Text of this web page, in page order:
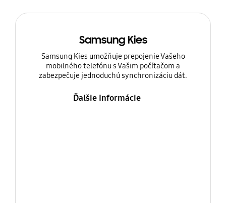
Samsung Kies
Samsung Kies umožňuje prepojenie Vašeho
mobilného telefónu s Vašim počítačom a
zabezpečuje jednoduchú synchronizáciu dát.
Ďalšie Informácie